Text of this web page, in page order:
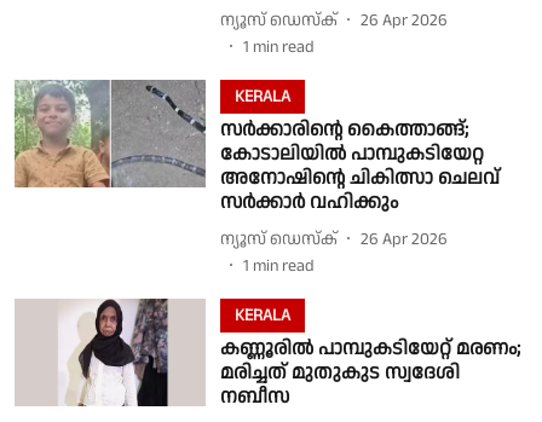
ന്യൂസ് ഡെസ്ക്
26 Apr 2026
1 min read
KERALA
സർക്കാരിൻ്റെ കൈത്താങ്ങ്;
കോടാലിയിൽ പാമ്പുകടിയേറ്റ
അനോഷിൻ്റെ ചികിത്സാ ചെലവ്
സർക്കാർ വഹിക്കും
ന്യൂസ് ഡെസ്ക്
26 Apr 2026
1 min read
KERALA
കണ്ണൂരിൽ പാമ്പുകടിയേറ്റ് മരണം;
മരിച്ചത് മുതുകുട സ്വദേശി
നബീസ